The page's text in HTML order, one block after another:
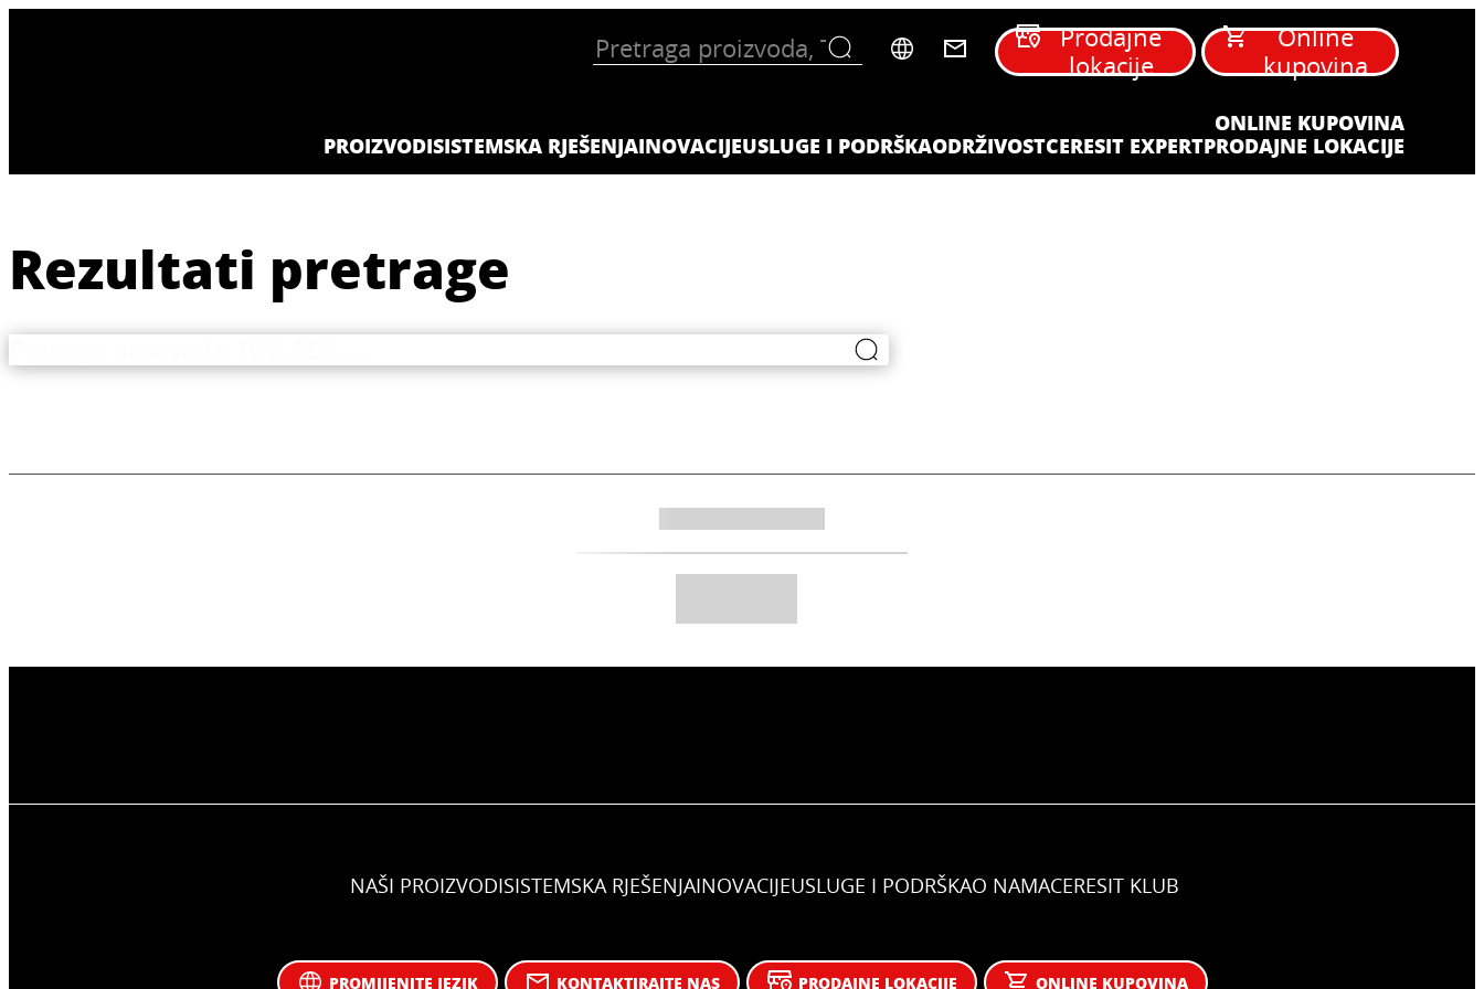
PROIZVODISISTEMSKA RJEŠENJAINOVACIJEUSLUGE I PODRŠKAODRŽIVOSTCERESIT EXPERTPRODAJNE LOKACIJE
ONLINE KUPOVINA
Prodajne
lokacije
Online
kupovina
Rezultati pretrage
NAŠI PROIZVODISISTEMSKA RJEŠENJAINOVACIJEUSLUGE I PODRŠKAO NAMACERESIT KLUB
PROMIJENITE JEZIK KONTAKTIRAJTE NAS PRODAJNE LOKACIJE ONLINE KUPOVINA